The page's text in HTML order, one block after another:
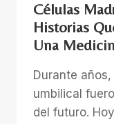
Células
Historias
Una
Durante
umbilical
del futuro.